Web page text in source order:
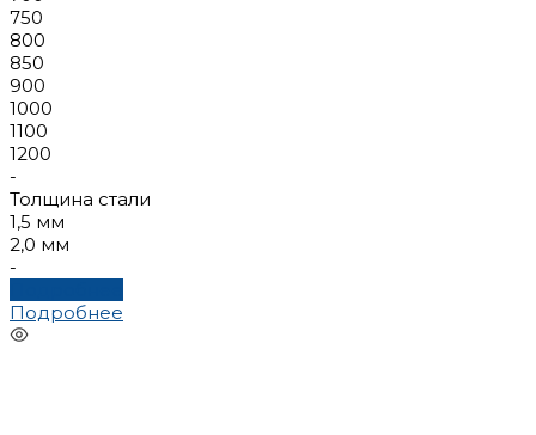
750
800
850
900
1000
1100
1200
-
Толщина стали
1,5 мм
2,0 мм
-
Подробнее